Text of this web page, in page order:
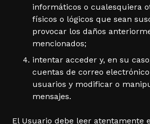
informáticos o cualesquiera
físicos o lógicos que sean
provocar los daños
mencionados;
intentar acceder y, en su
cuentas de correo
usuarios y modificar o
mensajes.
El Usuario debe leer atentamente